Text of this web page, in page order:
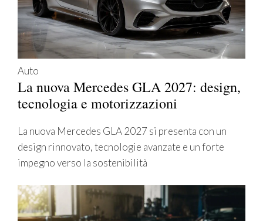
Auto
La nuova Mercedes GLA 2027: design,
tecnologia e motorizzazioni
La nuova Mercedes GLA 2027 si presenta con un
design rinnovato, tecnologie avanzate e un forte
impegno verso la sostenibilità